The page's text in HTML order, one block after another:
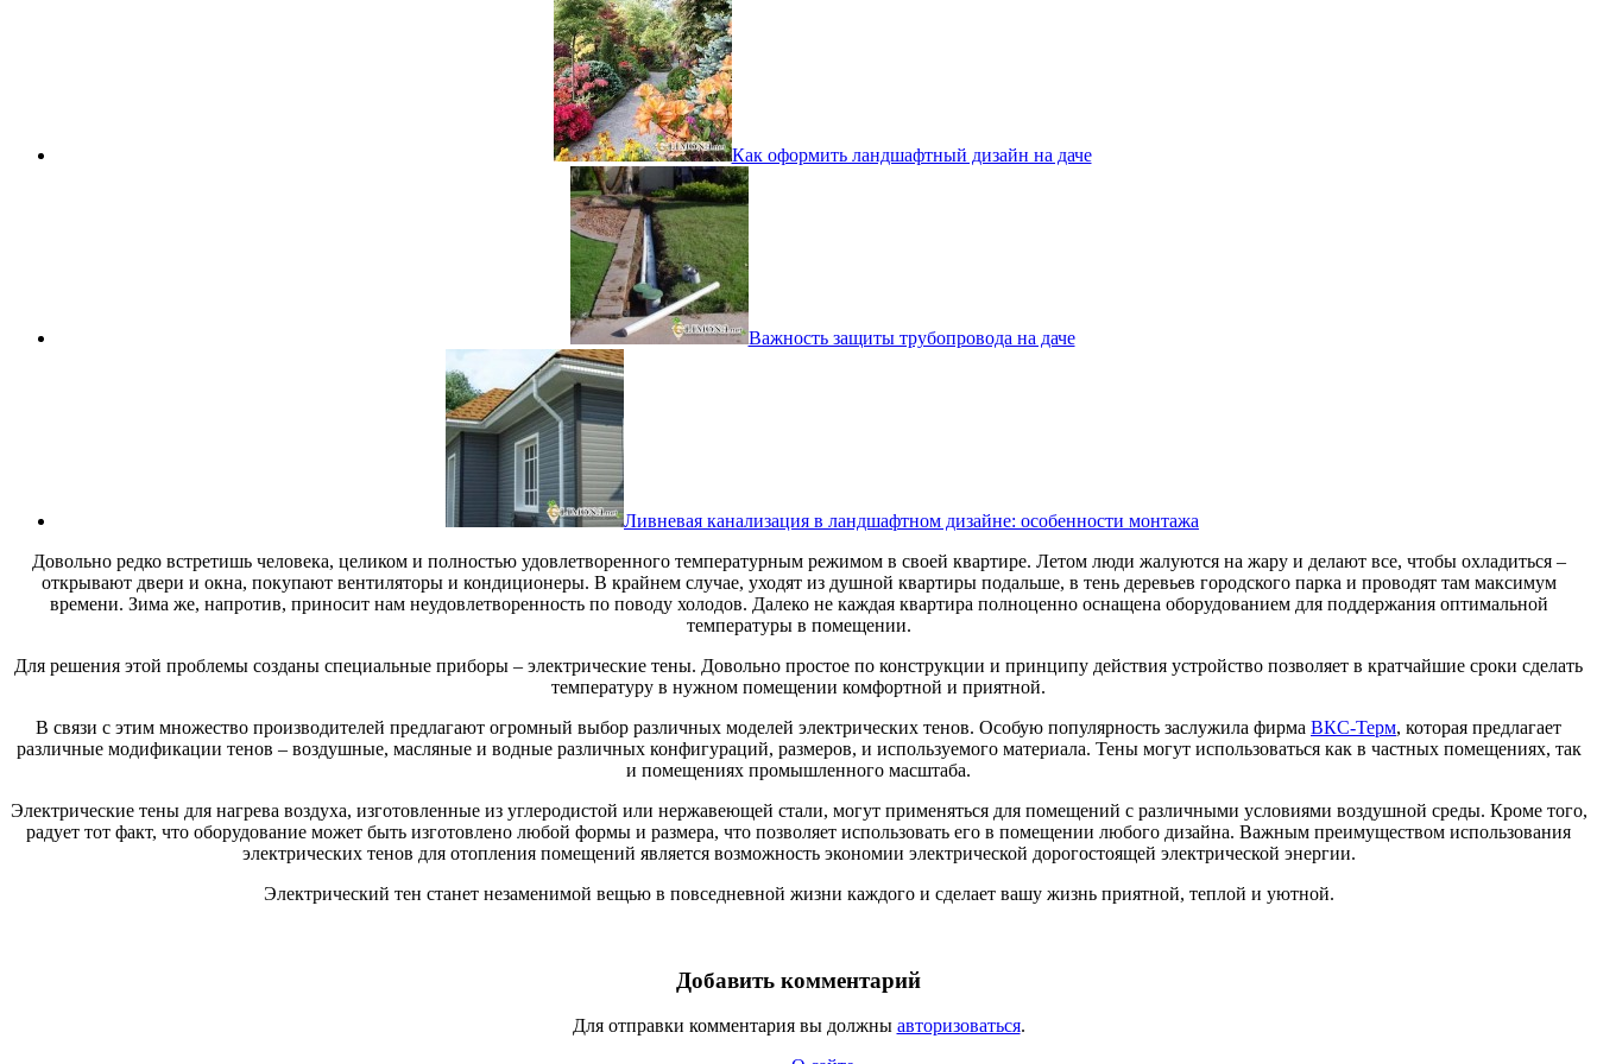
Как оформить ландшафтный дизайн на даче
Важность защиты трубопровода на даче
Ливневая канализация в ландшафтном дизайне: особенности монтажа
Довольно редко встретишь человека, целиком и полностью удовлетворенного температурным режимом в своей квартире. Летом люди жалуются на жару и делают все, чтобы охладиться –
открывают двери и окна, покупают вентиляторы и кондиционеры. В крайнем случае, уходят из душной квартиры подальше, в тень деревьев городского парка и проводят там максимум
времени. Зима же, напротив, приносит нам неудовлетворенность по поводу холодов. Далеко не каждая квартира полноценно оснащена оборудованием для поддержания оптимальной
температуры в помещении.
Для решения этой проблемы созданы специальные приборы – электрические тены. Довольно простое по конструкции и принципу действия устройство позволяет в кратчайшие сроки сделать
температуру в нужном помещении комфортной и приятной.
В связи с этим множество производителей предлагают огромный выбор различных моделей электрических тенов. Особую популярность заслужила фирма ВКС-Терм, которая предлагает
различные модификации тенов – воздушные, масляные и водные различных конфигураций, размеров, и используемого материала. Тены могут использоваться как в частных помещениях, так
и помещениях промышленного масштаба.
Электрические тены для нагрева воздуха, изготовленные из углеродистой или нержавеющей стали, могут применяться для помещений с различными условиями воздушной среды. Кроме того,
радует тот факт, что оборудование может быть изготовлено любой формы и размера, что позволяет использовать его в помещении любого дизайна. Важным преимуществом использования
электрических тенов для отопления помещений является возможность экономии электрической дорогостоящей электрической энергии.
Электрический тен станет незаменимой вещью в повседневной жизни каждого и сделает вашу жизнь приятной, теплой и уютной.
Добавить комментарий
Для отправки комментария вы должны авторизоваться.